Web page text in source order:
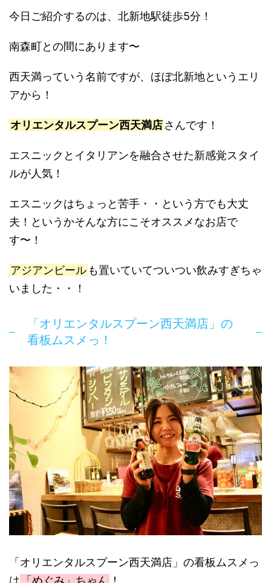
今日ご紹介するのは、北新地駅徒歩5分！
南森町との間にあります〜
西天満っていう名前ですが、ほぼ北新地というエリ
アから！
オリエンタルスプーン西天満店さんです！
エスニックとイタリアンを融合させた新感覚スタイ
ルが人気！
エスニックはちょっと苦手・・という方でも大丈
夫！というかそんな方にこそオススメなお店で
す〜！
アジアンビール も置いていてついつい飲みすぎちゃ
いました・・！
「オリエンタルスプーン西天満店」の
看板ムスメっ！
「オリエンタルスプーン西天満店」の看板ムスメっ
は
「めぐみ」ちゃん ！